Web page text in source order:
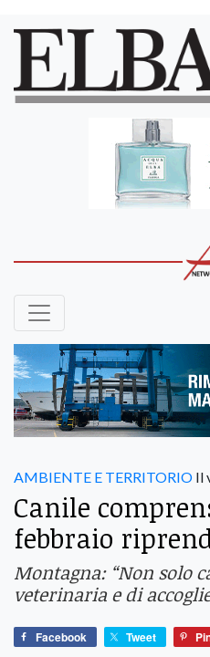
AMBIENTE E TERRITORIO Il
Canile
febbraio
Montagna: “Non solo
veterinaria e di
Facebook Tweet